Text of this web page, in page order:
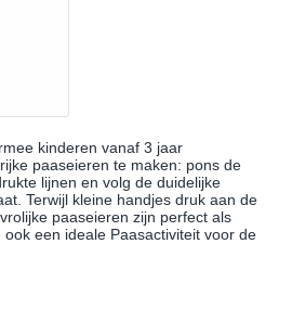
kinderen vanaf 3 jaar
paaseieren te maken: pons de
lijnen en volg de duidelijke
Terwijl kleine handjes druk aan de
paaseieren zijn perfect als
een ideale Paasactiviteit voor de